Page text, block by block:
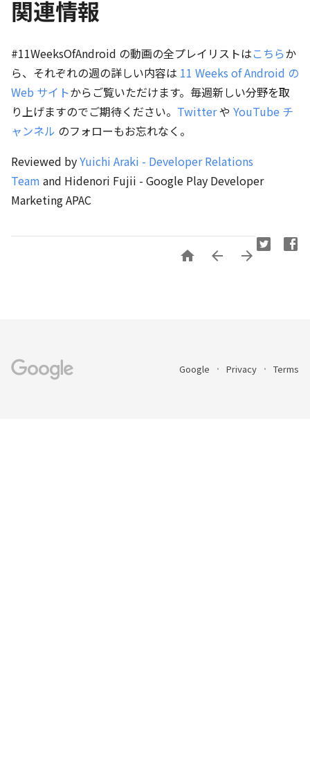
関連情報
#11WeeksOfAndroid の動画の全プレイリストはこちらか
ら、それぞれの週の詳しい内容は 11 Weeks of Android の
Web サイトからご覧いただけます。毎週新しい分野を取
り上げますのでご期待ください。 Twitterや YouTube チ
ャンネル のフォローもお忘れなく。
Reviewed byYuichi Araki - Developer Relations
Team and Hidenori Fujii - Google Play Developer
Marketing APAC
  
Google Privacy Terms